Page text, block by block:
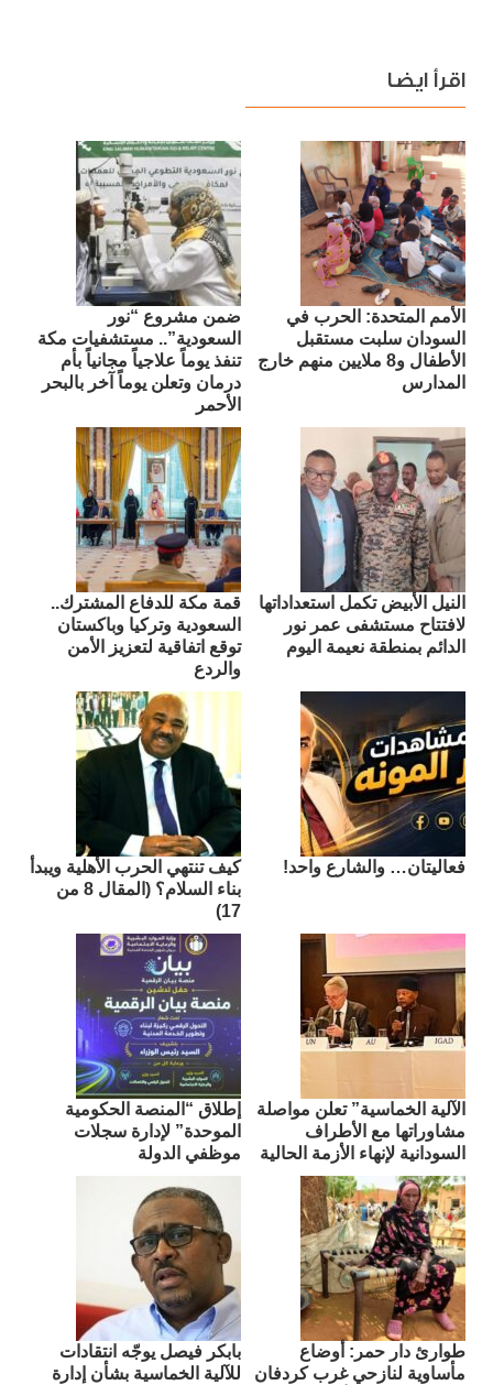
اقرأ ايضا
الأمم المتحدة: الحرب في
السودان سلبت مستقبل
الأطفال و8 ملايين منهم خارج
المدارس
ضمن مشروع “نور
السعودية”.. مستشفيات مكة
تنفذ يوماً علاجياً مجانياً بأم
درمان وتعلن يوماً آخر بالبحر
الأحمر
النيل الأبيض تكمل استعداداتها
لافتتاح مستشفى عمر نور
الدائم بمنطقة نعيمة اليوم
قمة مكة للدفاع المشترك..
السعودية وتركيا وباكستان
توقع اتفاقية لتعزيز الأمن
والردع
فعاليتان… والشارع واحد!
كيف تنتهي الحرب الأهلية ويبدأ
بناء السلام؟ (المقال 8 من
17)
الآلية الخماسية” تعلن مواصلة
مشاوراتها مع الأطراف
السودانية لإنهاء الأزمة الحالية
إطلاق “المنصة الحكومية
الموحدة” لإدارة سجلات
موظفي الدولة
طوارئ دار حمر: أوضاع
مأساوية لنازحي غرب كردفان
بابكر فيصل يوجّه انتقادات
للآلية الخماسية بشأن إدارة